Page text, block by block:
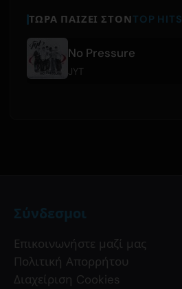
ΤΏΡΑ ΠΑΊΖΕΙ ΣΤΟΝTOP HITS
No Pressure
JYT
Σύνδεσμοι
Επικοινωνήστε μαζί μας
Πολιτική Απορρήτου
Διαχείριση Cookies